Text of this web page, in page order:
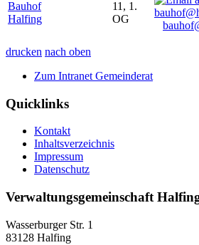
Bauhof
Halfing
11, 1.
OG
drucken nach oben
Zum Intranet Gemeinderat
Quicklinks
Kontakt
Inhaltsverzeichnis
Impressum
Datenschutz
Verwaltungsgemeinschaft
Wasserburger Str. 1
83128 Halfing